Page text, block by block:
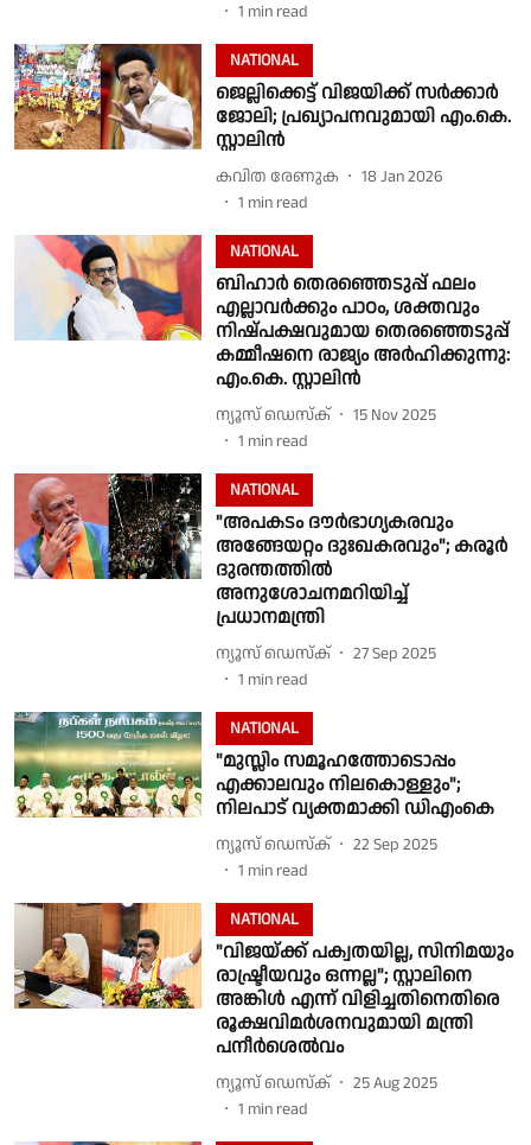
1 min read
NATIONAL
ജെല്ലിക്കെട്ട് വിജയിക്ക് സര്‍ക്കാര്‍
ജോലി; പ്രഖ്യാപനവുമായി എം.കെ.
സ്റ്റാലിന്‍
കവിത രേണുക
18 Jan 2026
1 min read
NATIONAL
ബിഹാര്‍ തെരഞ്ഞെടുപ്പ് ഫലം
എല്ലാവര്‍ക്കും പാഠം, ശക്തവും
നിഷ്പക്ഷവുമായ തെരഞ്ഞെടുപ്പ്
കമ്മീഷനെ രാജ്യം അര്‍ഹിക്കുന്നു:
എം.കെ. സ്റ്റാലിന്‍
ന്യൂസ് ഡെസ്ക്
15 Nov 2025
1 min read
NATIONAL
"അപകടം ദൗർഭാഗ്യകരവും
അങ്ങേയറ്റം ദുഃഖകരവും"; കരൂർ
ദുരന്തത്തിൽ
അനുശോചനമറിയിച്ച്
പ്രധാനമന്ത്രി
ന്യൂസ് ഡെസ്ക്
27 Sep 2025
1 min read
NATIONAL
"മുസ്ലിം സമൂഹത്തോടൊപ്പം
എക്കാലവും നിലകൊള്ളും";
നിലപാട് വ്യക്തമാക്കി ഡിഎംകെ
ന്യൂസ് ഡെസ്ക്
22 Sep 2025
1 min read
NATIONAL
"വിജയ്ക്ക് പക്വതയില്ല, സിനിമയും
രാഷ്ട്രീയവും ഒന്നല്ല"; സ്റ്റാലിനെ
അങ്കിൾ എന്ന് വിളിച്ചതിനെതിരെ
രൂക്ഷവിമർശനവുമായി മന്ത്രി
പനീർശെൽവം
ന്യൂസ് ഡെസ്ക്
25 Aug 2025
1 min read